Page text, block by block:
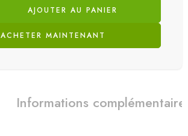
AJOUTER AU PANIER
ACHETER MAINTENANT
Informations